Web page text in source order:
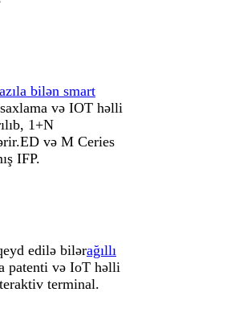
bilən smart
və IOT həlli
1+N
ED və M Ceries
IFP.
edilə bilərağıllı
patenti və IoT həlli
terminal.